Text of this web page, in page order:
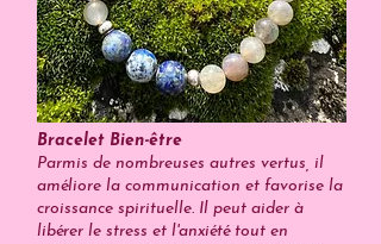
Bracelet Bien-être
Parmis de nombreuses autres vertus, il
améliore la communication et favorise la
croissance spirituelle. Il peut aider à
libérer le stress et l'anxiété tout en